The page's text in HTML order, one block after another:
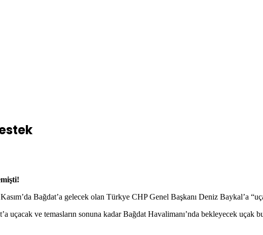
Bağdat’a gelecek olan Türkye CHP Genel Başkanı Deniz Baykal’a
ve temasların sonuna kadar Bağdat Havalimanı’nda bekleyecek uçak